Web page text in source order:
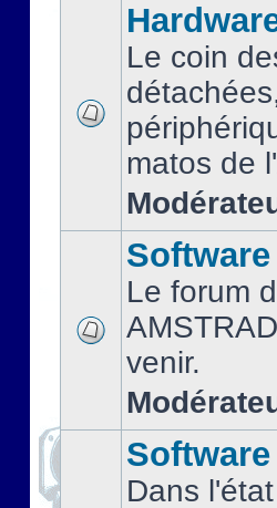
Le coin
matos de
Software
Le forum
venir.
Dans